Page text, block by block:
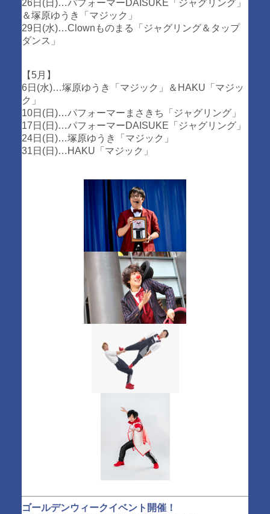
26日(日)…パフォーマーDAISUKE「ジャグリング」
＆塚原ゆうき「マジック」
29日(水)…Clownものまる「ジャグリング＆タップ
ダンス」
【5月】
6日(水)…塚原ゆうき「マジック」＆HAKU「マジッ
ク」
10日(日)…パフォーマーまさきち「ジャグリング」
17日(日)…パフォーマーDAISUKE「ジャグリング」
24日(日)…塚原ゆうき「マジック」
31日(日)…HAKU「マジック」
ゴールデンウィークイベント開催！